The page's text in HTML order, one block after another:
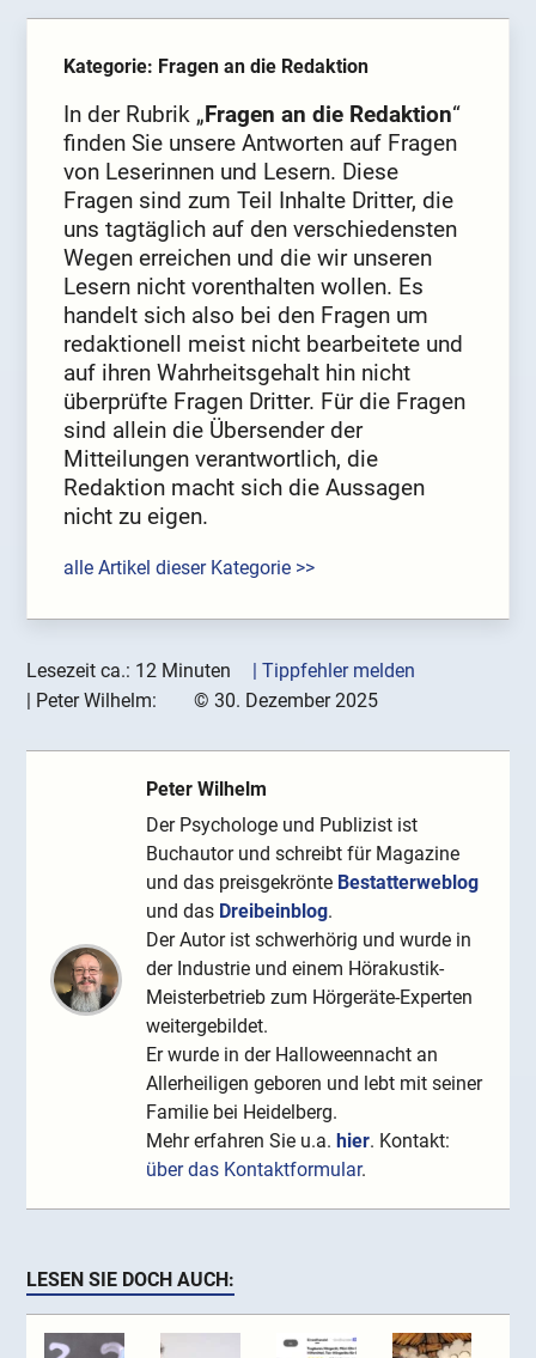
Kategorie: Fragen an die Redaktion
In der Rubrik „Fragen an die Redaktion“
finden Sie unsere Antworten auf Fragen
von Leserinnen und Lesern. Diese
Fragen sind zum Teil Inhalte Dritter, die
uns tagtäglich auf den verschiedensten
Wegen erreichen und die wir unseren
Lesern nicht vorenthalten wollen. Es
handelt sich also bei den Fragen um
redaktionell meist nicht bearbeitete und
auf ihren Wahrheitsgehalt hin nicht
überprüfte Fragen Dritter. Für die Fragen
sind allein die Übersender der
Mitteilungen verantwortlich, die
Redaktion macht sich die Aussagen
nicht zu eigen.
alle Artikel dieser Kategorie >>
Lesezeit ca.: 12 Minuten
| Tippfehler melden
| Peter Wilhelm: © 30. Dezember 2025
Peter Wilhelm
Der Psychologe und Publizist ist
Buchautor und schreibt für Magazine
und das preisgekrönte Bestatterweblog
und das Dreibeinblog.
Der Autor ist schwerhörig und wurde in
der Industrie und einem Hörakustik-
Meisterbetrieb zum Hörgeräte-Experten
weitergebildet.
Er wurde in der Halloweennacht an
Allerheiligen geboren und lebt mit seiner
Familie bei Heidelberg.
Mehr erfahren Sie u.a.hier. Kontakt:
über das Kontaktformular.
LESEN SIE DOCH AUCH: